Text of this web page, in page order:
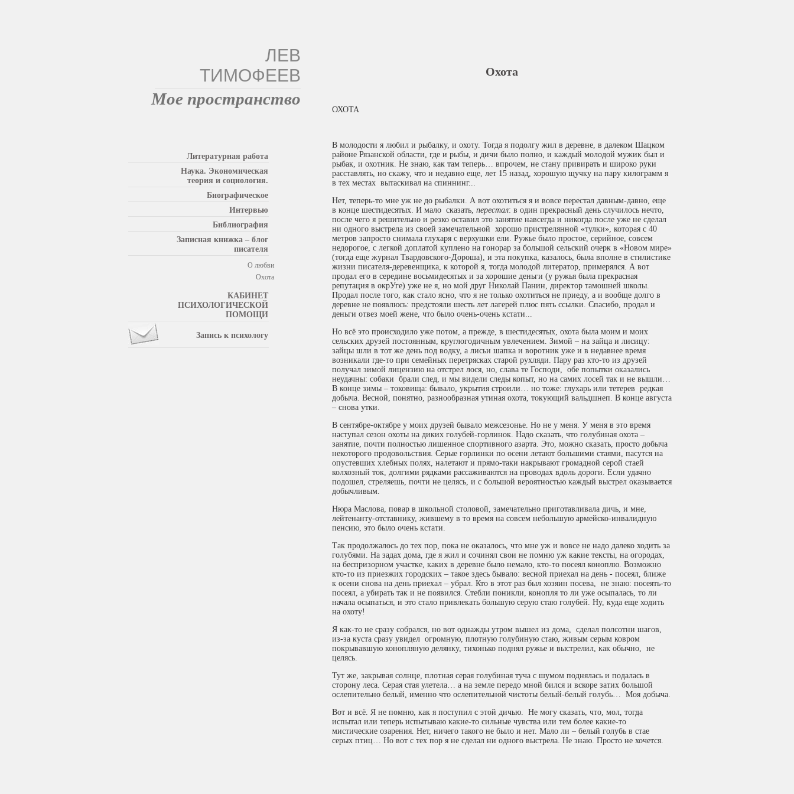
Охота
ОХОТА
В молодости я любил и рыбалку, и охоту. Тогда я подолгу жил в деревне, в далеком Шацком
районе Рязанской области, где и рыбы, и дичи было полно, и каждый молодой мужик был и
рыбак, и охотник. Не знаю, как там теперь… впрочем, не стану привирать и широко руки
расставлять, но скажу, что и недавно еще, лет 15 назад, хорошую щучку на пару килограмм я
в тех местах вытаскивал на спиннинг...
Нет, теперь-то мне уж не до рыбалки. А вот охотиться я и вовсе перестал давным-давно, еще
в конце шестидесятых. И мало сказать, перестал: в один прекрасный день случилось нечто,
после чего я решительно и резко оставил это занятие навсегда и никогда после уже не сделал
ни одного выстрела из своей замечательной хорошо пристрелянной «тулки», которая с 40
метров запросто снимала глухаря с верхушки ели. Ружье было простое, серийное, совсем
недорогое, с легкой доплатой куплено на гонорар за большой сельский очерк в «Новом мире»
(тогда еще журнал Твардовского-Дороша), и эта покупка, казалось, была вполне в стилистике
жизни писателя-деревенщика, к которой я, тогда молодой литератор, примерялся. А вот
продал его в середине восьмидесятых и за хорошие деньги (у ружья была прекрасная
репутация в окрУге) уже не я, но мой друг Николай Панин, директор тамошней школы.
Продал после того, как стало ясно, что я не только охотиться не приеду, а и вообще долго в
деревне не появлюсь: предстояли шесть лет лагерей плюс пять ссылки. Спасибо, продал и
деньги отвез моей жене, что было очень-очень кстати...
Но всё это происходило уже потом, а прежде, в шестидесятых, охота была моим и моих
сельских друзей постоянным, круглогодичным увлечением. Зимой – на зайца и лисицу:
зайцы шли в тот же день под водку, а лисьи шапка и воротник уже и в недавнее время
возникали где-то при семейных перетрясках старой рухляди. Пару раз кто-то из друзей
получал зимой лицензию на отстрел лося, но, слава те Господи, обе попытки оказались
неудачны: собаки брали след, и мы видели следы копыт, но на самих лосей так и не вышли…
В конце зимы – токовища: бывало, укрытия строили… но тоже: глухарь или тетерев редкая
добыча. Весной, понятно, разнообразная утиная охота, токующий вальдшнеп. В конце августа
– снова утки.
В сентябре-октябре у моих друзей бывало межсезонье. Но не у меня. У меня в это время
наступал сезон охоты на диких голубей-горлинок. Надо сказать, что голубиная охота –
занятие, почти полностью лишенное спортивного азарта. Это, можно сказать, просто добыча
некоторого продовольствия. Серые горлинки по осени летают большими стаями, пасутся на
опустевших хлебных полях, налетают и прямо-таки накрывают громадной серой стаей
колхозный ток, долгими рядками рассаживаются на проводах вдоль дороги. Если удачно
подошел, стреляешь, почти не целясь, и с большой вероятностью каждый выстрел оказывается
добычливым.
Нюра Маслова, повар в школьной столовой, замечательно приготавливала дичь, и мне,
лейтенанту-отставнику, жившему в то время на совсем небольшую армейско-инвалидную
пенсию, это было очень кстати.
Так продолжалось до тех пор, пока не оказалось, что мне уж и вовсе не надо далеко ходить за
голубями. На задах дома, где я жил и сочинял свои не помню уж какие тексты, на огородах,
на беспризорном участке, каких в деревне было немало, кто-то посеял коноплю. Возможно
кто-то из приезжих городских – такое здесь бывало: весной приехал на день - посеял, ближе
к осени снова на день приехал – убрал. Кто в этот раз был хозяин посева, не знаю: посеять-то
посеял, а убирать так и не появился. Стебли поникли, конопля то ли уже осыпалась, то ли
начала осыпаться, и это стало привлекать большую серую стаю голубей. Ну, куда еще ходить
на охоту!
Я как-то не сразу собрался, но вот однажды утром вышел из дома, сделал полсотни шагов,
из-за куста сразу увидел огромную, плотную голубиную стаю, живым серым ковром
покрывавшую конопляную делянку, тихонько поднял ружье и выстрелил, как обычно, не
целясь.
Тут же, закрывая солнце, плотная серая голубиная туча с шумом поднялась и подалась в
сторону леса. Серая стая улетела… а на земле передо мной бился и вскоре затих большой
ослепительно белый, именно что ослепительной чистоты белый-белый голубь… Моя добыча.
Вот и всё. Я не помню, как я поступил с этой дичью. Не могу сказать, что, мол, тогда
испытал или теперь испытываю какие-то сильные чувства или тем более какие-то
мистические озарения. Нет, ничего такого не было и нет. Мало ли – белый голубь в стае
серых птиц… Но вот с тех пор я не сделал ни одного выстрела. Не знаю. Просто не хочется.
ЛЕВ
ТИМОФЕЕВ
Мое пространство
Литературная работа
Наука. Экономическая
теория и социология.
Биографическое
Интервью
Библиография
Записная книжка – блог
писателя
О любви
Охота
КАБИНЕТ
ПСИХОЛОГИЧЕСКОЙ
ПОМОЩИ
Запись к психологу